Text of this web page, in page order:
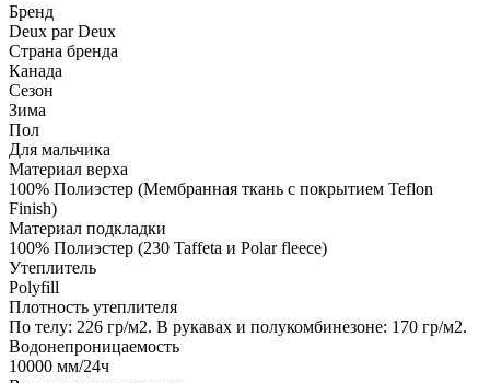
Бренд
Deux par Deux
Страна бренда
Канада
Сезон
Зима
Пол
Для мальчика
Материал верха
100% Полиэстер (Мембранная ткань с покрытием Teflon
Finish)
Материал подкладки
100% Полиэстер (230 Taffeta и Polar fleece)
Утеплитель
Polyfill
Плотность утеплителя
По телу: 226 гр/м2. В рукавах и полукомбинезоне: 170 гр/м2.
Водонепроницаемость
10000 мм/24ч